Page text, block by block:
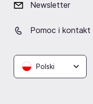
Newsletter
Pomoc i kontakt
Polski
powstania
BEMY występowali
Hamburgu czy Top of
również w Londynie i